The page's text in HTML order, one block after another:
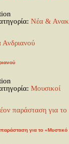
Νέα &
Μουσικοί
για το